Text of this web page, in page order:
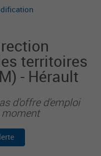
territoires
- Hérault
d'offre d'emploi
moment